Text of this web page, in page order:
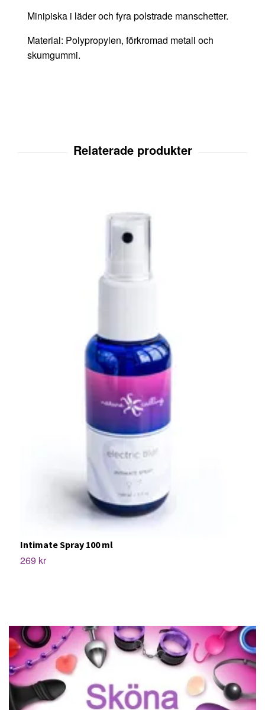
Minipiska i läder och fyra polstrade manschetter.
Material: Polypropylen, förkromad metall och
skumgummi.
Intimate Spray 100 ml
269 kr